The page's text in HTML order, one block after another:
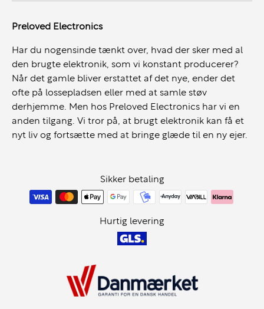
Preloved Electronics
Har du nogensinde tænkt over, hvad der sker med al
den brugte elektronik, som vi konstant producerer?
Når det gamle bliver erstattet af det nye, ender det
ofte på lossepladsen eller med at samle støv
derhjemme. Men hos Preloved Electronics har vi en
anden tilgang. Vi tror på, at brugt elektronik kan få et
nyt liv og fortsætte med at bringe glæde til en ny ejer.
Sikker betaling
Hurtig levering